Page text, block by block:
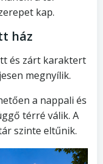
kap.
ház
és zárt karaktert
megnyílik.
a nappali és
térré válik. A
szinte eltűnik.